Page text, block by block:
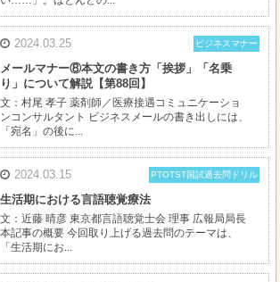
2024.03.25 ビジネスマナー
メールマナー⑧本文の書き方「挨拶」「名乗
り」について解説【第88回】
文：村尾 孝子 薬剤師／医療接遇コミュニケーショ
ンコンサルタント ビジネスメールの書き出しには、
「宛名」の後に...
2024.03.15 PTOTST国試過去問ドリル
生活期における言語聴覚療法
文：近藤 晴彦 東京都言語聴覚士会 理事 広報局局長
本記事の概要 今回取り上げる過去問のテーマは、
「生活期にお...